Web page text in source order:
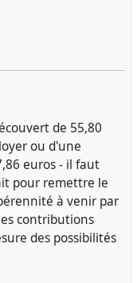
de 55,80
ou d'une
euros - il faut
pour remettre le
à venir par
contributions
des possibilités